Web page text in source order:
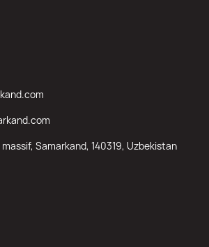
Samarkand, 140319, Uzbekistan